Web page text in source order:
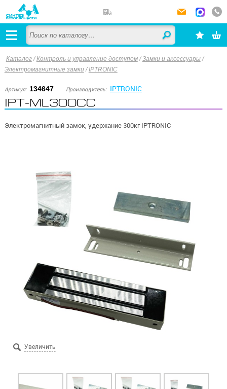
Каталог/Контроль и управление доступом /Замки и аксессуары /
Электромагнитные замки /IPTRONIC
Артикул: 134647 Производитель: IPTRONIC
IPT-ML300СС
Электромагнитный замок, удержание 300кг IPTRONIC